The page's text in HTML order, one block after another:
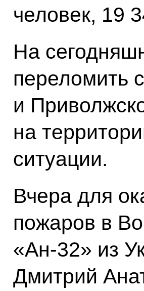
человек, 19
На
переломить
и
на
ситуации.
Вчера для
пожаров в
«Ан-32» из
Дмитрий